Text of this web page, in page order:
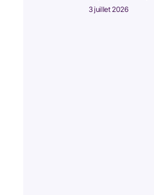
3 juillet 2026